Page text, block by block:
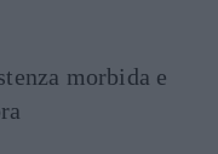
morbida e